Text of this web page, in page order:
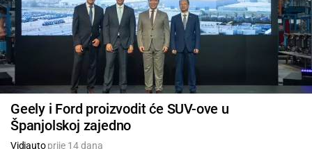
Geely i Ford proizvodit će SUV-ove u
Španjolskoj zajedno
Vidiautoprije 14 dana